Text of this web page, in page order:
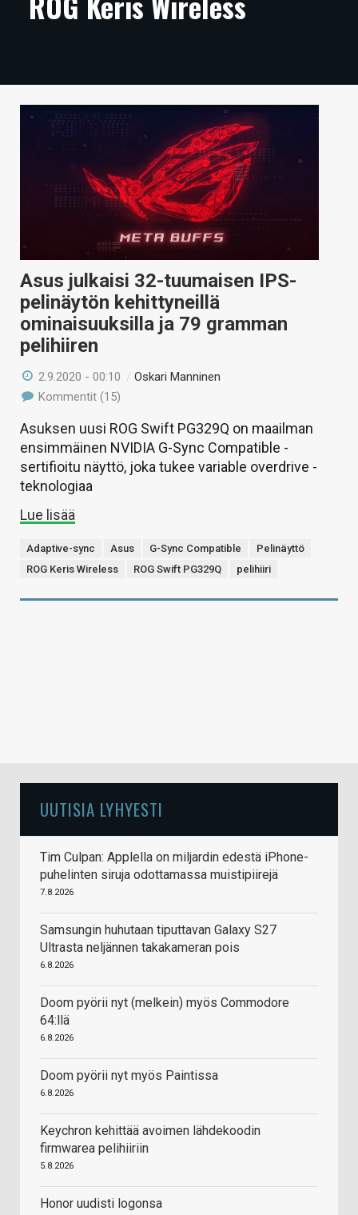
ARTIKKELIT
TECHBBS
TIETOA
HAKU
Asus julkaisi 32-tuumaisen IPS-
pelinäytön kehittyneillä
ominaisuuksilla ja 79 gramman
pelihiiren
2.9.2020 - 00:10 /Oskari Manninen
Kommentit (15)
Asuksen uusi ROG Swift PG329Q on maailman
ensimmäinen NVIDIA G-Sync Compatible -
sertifioitu näyttö, joka tukee variable overdrive -
teknologiaa
Lue lisää
Adaptive-sync Asus G-Sync Compatible
Pelinäyttö
ROG Keris Wireless
ROG Swift PG329Q pelihiiri
UUTISIA LYHYESTI
Tim Culpan: Applella on miljardin edestä iPhone-
puhelinten siruja odottamassa muistipiirejä
7.8.2026
Samsungin huhutaan tiputtavan Galaxy S27
Ultrasta neljännen takakameran pois
6.8.2026
Doom pyörii nyt (melkein) myös Commodore
64:llä
6.8.2026
Doom pyörii nyt myös Paintissa
6.8.2026
Keychron kehittää avoimen lähdekoodin
firmwarea pelihiiriin
5.8.2026
Honor uudisti logonsa